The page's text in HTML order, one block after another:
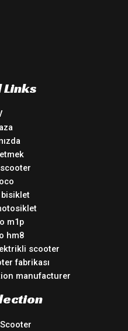
Links
m1p
hm8
scooter
fabrikası
manufacturer